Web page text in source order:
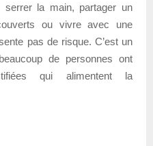
la main, partager un
ou vivre avec une
pas de risque. C’est un
de personnes ont
qui alimentent la